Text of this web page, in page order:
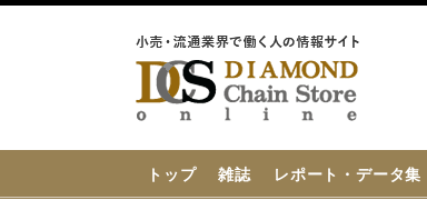
トップ 雑誌 レポート・データ集